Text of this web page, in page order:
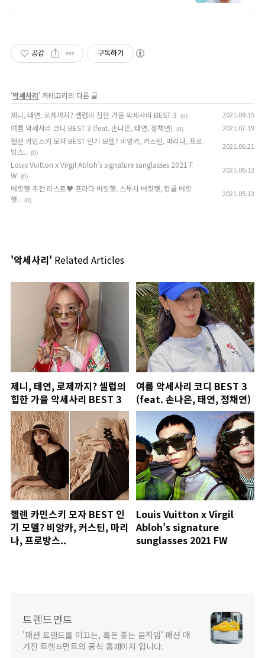
공감 구독하기
'악세사리' 카테고리의 다른 글
제니, 태연, 로제까지? 셀럽의 힙한 가을 악세사리 BEST 3
(0) 2021.09.15
여름 악세사리 코디 BEST 3 (feat. 손나은, 태연, 정채연) (0) 2021.07.19
헬렌 카민스키 모자 BEST 인기 모델? 비앙카, 커스틴, 마리나, 프로
방스..
(0)
2021.06.21
Louis Vuitton x Virgil Abloh’s signature sunglasses 2021 F
W
(0)
2021.06.12
버킷햇 추천 리스트♥ 프라다 버킷햇, 스투시 버킷햇, 캉골 버킷
햇..
(0)
2021.05.13
'악세사리' Related Articles
제니, 태연, 로제까지? 셀럽의
힙한 가을 악세사리 BEST 3
여름 악세사리 코디 BEST 3
(feat. 손나은, 태연, 정채연)
헬렌 카민스키 모자 BEST 인
기 모델? 비앙카, 커스틴, 마리
나, 프로방스..
Louis Vuitton x Virgil
Abloh’s signature
sunglasses 2021 FW
트렌드먼트
'패션 트렌드를 이끄는, 혹은 좇는 움직임' 패션 매
거진 트렌드먼트의 공식 홈페이지 입니다.